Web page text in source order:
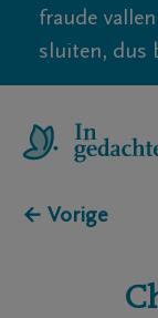
fraude
sluiten, dus
← Vorige